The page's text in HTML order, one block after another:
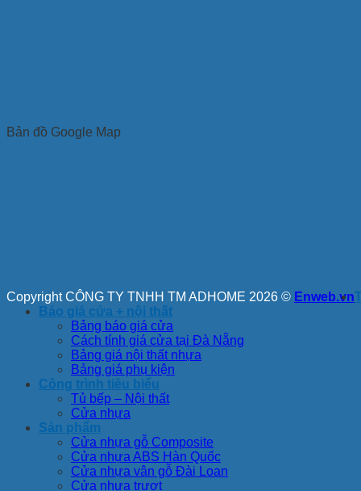
Bản đồ Google Map
Copyright CÔNG TY TNHH TM ADHOME 2026 © Enweb.vn
Báo giá cửa + nội thất
Bảng báo giá cửa
Cách tính giá cửa tại Đà Nẵng
Bảng giá nội thất nhựa
Bảng giá phụ kiện
Công trình tiêu biểu
Tủ bếp – Nội thất
Cửa nhựa
Sản phẩm
Cửa nhựa gỗ Composite
Cửa nhựa ABS Hàn Quốc
Cửa nhựa vân gỗ Đài Loan
Cửa nhựa trượt